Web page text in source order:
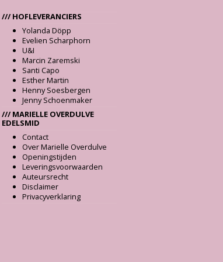
/// HOFLEVERANCIERS
Yolanda Döpp
Evelien Scharphorn
U&I
Marcin Zaremski
Santi Capo
Esther Martin
Henny Soesbergen
Jenny Schoenmaker
/// MARIELLE OVERDULVE
EDELSMID
Contact
Over Marielle Overdulve
Openingstijden
Leveringsvoorwaarden
Auteursrecht
Disclaimer
Privacyverklaring